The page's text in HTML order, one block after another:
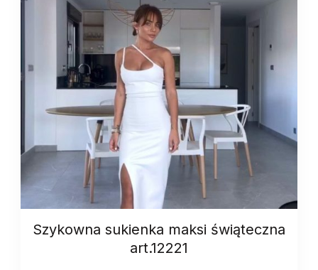
Szykowna sukienka maksi świąteczna
art.12221